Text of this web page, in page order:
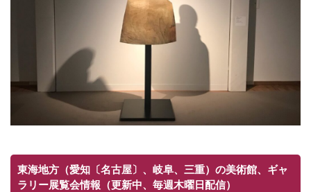
東海地方（愛知〔名古屋〕、岐阜、三重）の美術館、ギャ
ラリー展覧会情報（更新中、毎週木曜日配信）